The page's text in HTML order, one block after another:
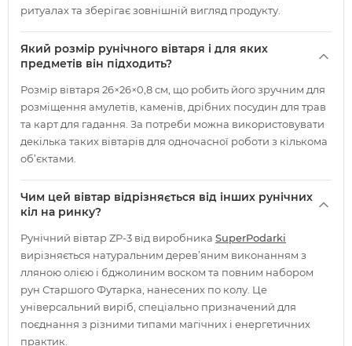
ритуалах та зберігає зовнішній вигляд продукту.
Який розмір рунічного вівтаря і для яких
предметів він підходить?
Розмір вівтаря 26×26×0,8 см, що робить його зручним для
розміщення амулетів, каменів, дрібних посудин для трав
та карт для гадання. За потреби можна використовувати
декілька таких вівтарів для одночасної роботи з кількома
об’єктами.
Чим цей вівтар відрізняється від інших рунічних
кіл на ринку?
Рунічний вівтар ZP-3 від виробника SuperPodarki
вирізняється натуральним дерев’яним виконанням з
лляною олією і бджолиним воском та повним набором
рун Старшого Футарка, нанесених по колу. Це
універсальний виріб, спеціально призначений для
поєднання з різними типами магічних і енергетичних
практик.